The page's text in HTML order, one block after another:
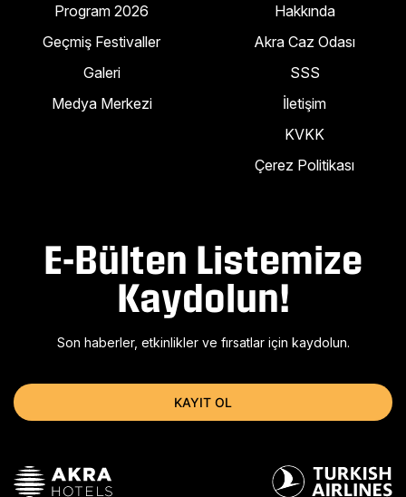
Program 2026
Geçmiş Festivaller
Galeri
Medya Merkezi
Hakkında
Akra Caz Odası
SSS
İletişim
KVKK
Çerez Politikası
E-Bülten Listemize
Kaydolun!
Son haberler, etkinlikler ve fırsatlar için kaydolun.
KAYIT OL